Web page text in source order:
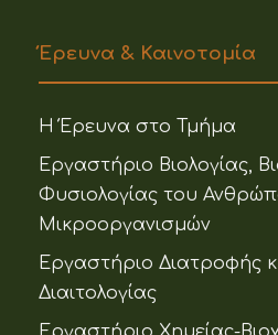
Έρευνα & Καινοτομία
Η Έρευνα στο Τμήμα
Εργαστήριο Βιολογίας,
Φυσιολογίας του
Μικροοργανισμών
Εργαστήριο Διατροφής
Διαιτολογίας